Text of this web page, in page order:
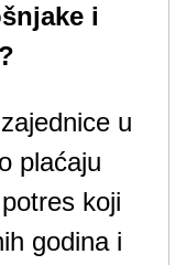
i
u
plaćaju
koji
godina i